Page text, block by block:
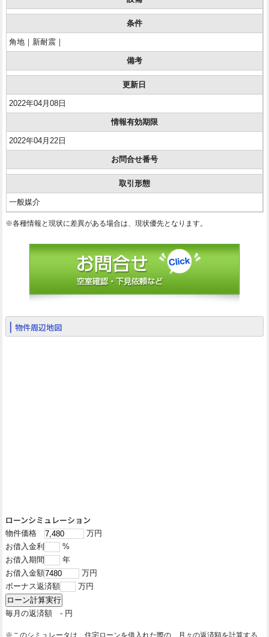
条件
角地｜新耐震｜
備考
更新日
2022年04月08日
情報有効期限
2022年04月22日
お問合せ番号
取引形態
一般媒介
※各種情報と現状に差異がある場合は、現状優先となります。
物件周辺地図
ローンシミュレーション
物件価格
万円
お借入金利
%
お借入期間
年
お借入金額
万円
ボーナス返済額
万円
毎月の返済額- 円
※このシミュレータは、住宅ローンを借入れた際の、月々の返済額を計算する